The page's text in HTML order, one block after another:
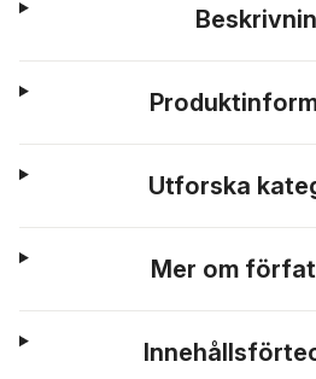
Utforska
Mer om